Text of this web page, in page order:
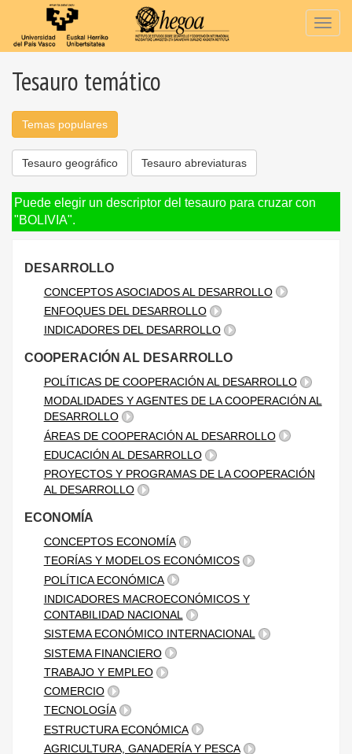
Tesauro temático
Temas populares
Tesauro geográfico Tesauro abreviaturas
Puede elegir un descriptor del tesauro para cruzar con
"BOLIVIA".
DESARROLLO
CONCEPTOS ASOCIADOS AL DESARROLLO
ENFOQUES DEL DESARROLLO
INDICADORES DEL DESARROLLO
COOPERACIÓN AL DESARROLLO
POLÍTICAS DE COOPERACIÓN AL DESARROLLO
MODALIDADES Y AGENTES DE LA COOPERACIÓN AL
DESARROLLO
ÁREAS DE COOPERACIÓN AL DESARROLLO
EDUCACIÓN AL DESARROLLO
PROYECTOS Y PROGRAMAS DE LA COOPERACIÓN
AL DESARROLLO
ECONOMÍA
CONCEPTOS ECONOMÍA
TEORÍAS Y MODELOS ECONÓMICOS
POLÍTICA ECONÓMICA
INDICADORES MACROECONÓMICOS Y
CONTABILIDAD NACIONAL
SISTEMA ECONÓMICO INTERNACIONAL
SISTEMA FINANCIERO
TRABAJO Y EMPLEO
COMERCIO
TECNOLOGÍA
ESTRUCTURA ECONÓMICA
AGRICULTURA, GANADERÍA Y PESCA